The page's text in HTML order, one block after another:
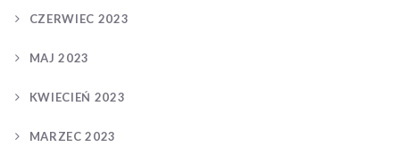
CZERWIEC 2023
MAJ 2023
KWIECIEŃ 2023
MARZEC 2023